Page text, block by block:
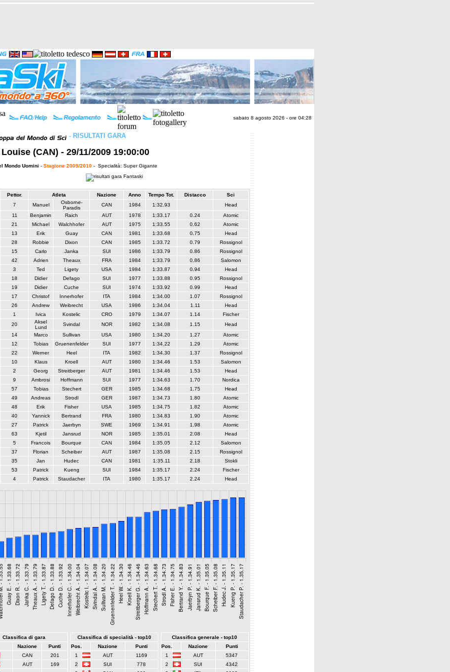
sabato 8 agosto 2026 - ore 04:28
- RISULTATI GARA
(CAN) - 29/11/2009 19:00:00
Mondo Uomini - Stagione 2009/2010 - Specialità: Super Gigante
Pettor. Atleta Nazione Anno Tempo Tot. Distacco
Sci
7 Manuel
Osborne-
Paradis
CAN 1984 1:32.93
Head
11 Benjamin Raich AUT 1978 1:33.17 0.24
Atomic
21 Michael Walchhofer AUT 1975 1:33.55 0.62
Atomic
13 Erik Guay CAN 1981 1:33.68 0.75
Head
28 Robbie Dixon CAN 1985 1:33.72 0.79
Rossignol
15 Carlo Janka SUI 1986 1:33.79 0.86
Rossignol
42 Adrien Theaux FRA 1984 1:33.79 0.86
Salomon
3 Ted Ligety USA 1984 1:33.87 0.94
Head
18 Didier Defago SUI 1977 1:33.88 0.95
Rossignol
19 Didier Cuche SUI 1974 1:33.92 0.99
Head
17 Christof Innerhofer ITA 1984 1:34.00 1.07
Rossignol
26 Andrew Weibrecht USA 1986 1:34.04 1.11
Head
1 Ivica Kostelic CRO 1979 1:34.07 1.14
Fischer
20
Aksel
Lund
Svindal NOR 1982 1:34.08 1.15
Head
14 Marco Sullivan USA 1980 1:34.20 1.27
Atomic
12 Tobias Gruenenfelder SUI 1977 1:34.22 1.29
Atomic
22 Werner Heel ITA 1982 1:34.30 1.37
Rossignol
10 Klaus Kroell AUT 1980 1:34.46 1.53
Salomon
2 Georg Streitberger AUT 1981 1:34.46 1.53
Head
9 Ambrosi Hoffmann SUI 1977 1:34.63 1.70
Nordica
57 Tobias Stechert GER 1985 1:34.68 1.75
Head
49 Andreas Strodl GER 1987 1:34.73 1.80
Atomic
48 Erik Fisher USA 1985 1:34.75 1.82
Atomic
40 Yannick Bertrand FRA 1980 1:34.83 1.90
Atomic
27 Patrick Jaerbyn SWE 1969 1:34.91 1.98
Atomic
63 Kjetil Jansrud NOR 1985 1:35.01 2.08
Head
5 Francois Bourque CAN 1984 1:35.05 2.12
Salomon
37 Florian Scheiber AUT 1987 1:35.08 2.15
Rossignol
35 Jan Hudec CAN 1981 1:35.11 2.18
Stokli
53 Patrick Kueng SUI 1984 1:35.17 2.24
Fischer
4 Patrick Staudacher ITA 1980 1:35.17 2.24 Head
Classifica di gara
Nazione
Punti
CAN
201
AUT 169
Classifica di specialità - top10
Pos.
Nazione
Punti
1
AUT
1169
2
SUI
778
Classifica generale - top10
Pos.
Nazione
Punti
1
AUT
5347
2
SUI
4342